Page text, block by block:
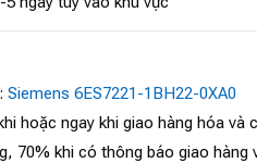
Siemens 6ES7221-1BH22-0XA0
hoặc ngay khi giao hàng hóa và
70% khi có thông báo giao hàng